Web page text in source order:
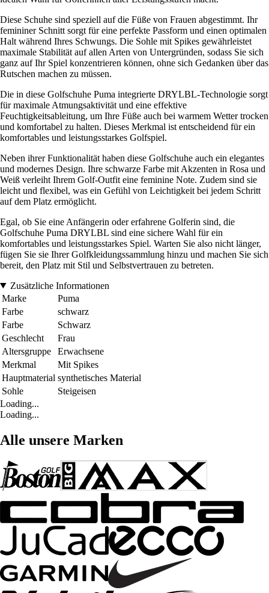
Diese Schuhe sind speziell auf die Füße von Frauen abgestimmt. Ihr
femininer Schnitt sorgt für eine perfekte Passform und einen optimalen
Halt während Ihres Schwungs. Die Sohle mit Spikes gewährleistet
maximale Stabilität auf allen Arten von Untergründen, sodass Sie sich
ganz auf Ihr Spiel konzentrieren können, ohne sich Gedanken über das
Rutschen machen zu müssen.
Die in diese Golfschuhe Puma integrierte DRYLBL-Technologie sorgt
für maximale Atmungsaktivität und eine effektive
Feuchtigkeitsableitung, um Ihre Füße auch bei warmem Wetter trocken
und komfortabel zu halten. Dieses Merkmal ist entscheidend für ein
komfortables und leistungsstarkes Golfspiel.
Neben ihrer Funktionalität haben diese Golfschuhe auch ein elegantes
und modernes Design. Ihre schwarze Farbe mit Akzenten in Rosa und
Weiß verleiht Ihrem Golf-Outfit eine feminine Note. Zudem sind sie
leicht und flexibel, was ein Gefühl von Leichtigkeit bei jedem Schritt
auf dem Platz ermöglicht.
Egal, ob Sie eine Anfängerin oder erfahrene Golferin sind, die
Golfschuhe Puma DRYLBL sind eine sichere Wahl für ein
komfortables und leistungsstarkes Spiel. Warten Sie also nicht länger,
fügen Sie sie Ihrer Golfkleidungssammlung hinzu und machen Sie sich
bereit, den Platz mit Stil und Selbstvertrauen zu betreten.
Zusätzliche Informationen
Marke
Puma
Farbe
schwarz
Farbe
Schwarz
Geschlecht
Frau
Altersgruppe
Erwachsene
Merkmal
Mit Spikes
Hauptmaterial synthetisches Material
Sohle
Steigeisen
Loading...
Loading...
Alle unsere Marken